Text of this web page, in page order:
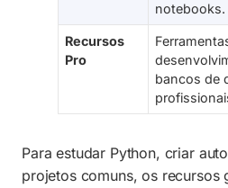
notebooks.
Recursos
Pro
bancos de
Para estudar Python, criar
projetos comuns, os recursos